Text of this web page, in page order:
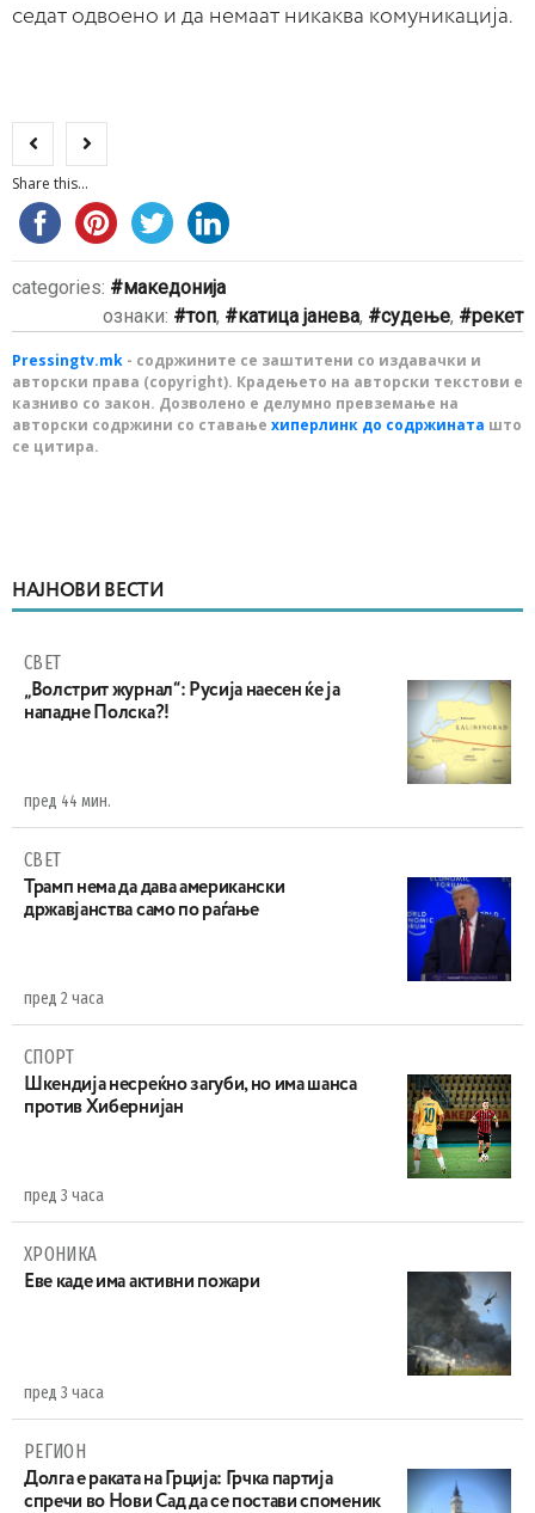
седат одвоено и да немаат никаква комуникација.
Share this...
categories:
македонија
ознаки:
топ, катица јанева, судење, рекет
Pressingtv.mk - содржините се заштитени со издавачки и
авторски права (copyright). Крадењето на авторски текстови е
казниво со закон. Дозволено е делумно превземање на
авторски содржини со ставање хиперлинк до содржината што
се цитира.
НАЈНОВИ ВЕСТИ
СВЕТ
„Волстрит журнал“: Русија наесен ќе ја
нападне Полска?!
пред 44 мин.
СВЕТ
Трамп нема да дава американски
државјанства само по раѓање
пред 2 часа
СПОРТ
Шкендија несреќно загуби, но има шанса
против Хибернијан
пред 3 часа
ХРОНИКА
Eве каде има активни пожари
пред 3 часа
РЕГИОН
Долга е раката на Грција: Грчка партија
спречи во Нови Сад да се постави споменик